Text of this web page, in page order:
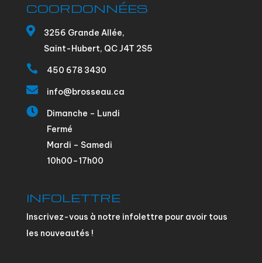
COORDONNÉES

3256 Grande Allée,
Saint-Hubert, QC J4T 2S5
 450 678 3430
 info@brosseau.ca

Dimanche – Lundi
Fermé
Mardi – Samedi
10h00–17h00
INFOLETTRE
Inscrivez-vous à notre infolettre pour avoir tous
les nouveautés !